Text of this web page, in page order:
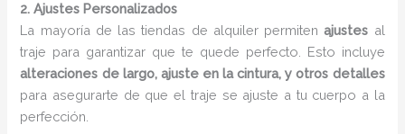
2. Ajustes Personalizados
La mayoría de las tiendas de alquiler permitenajustes al
traje para garantizar que te quede perfecto. Esto incluye
alteraciones de largo, ajuste en la cintura, y otros detalles
para asegurarte de que el traje se ajuste a tu cuerpo a la
perfección.